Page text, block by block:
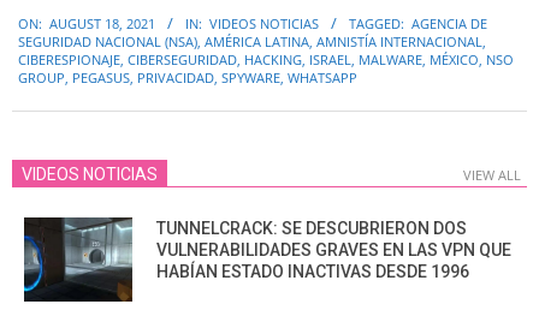
08-
18
ON: AUGUST 18, 2021 IN: VIDEOS NOTICIAS TAGGED: AGENCIA DE
SEGURIDAD NACIONAL (NSA), AMÉRICA LATINA, AMNISTÍA INTERNACIONAL,
CIBERESPIONAJE, CIBERSEGURIDAD, HACKING, ISRAEL, MALWARE, MÉXICO, NSO
GROUP, PEGASUS, PRIVACIDAD, SPYWARE, WHATSAPP
VIDEOS NOTICIAS VIEW ALL
TUNNELCRACK: SE DESCUBRIERON DOS
VULNERABILIDADES GRAVES EN LAS VPN QUE
HABÍAN ESTADO INACTIVAS DESDE 1996